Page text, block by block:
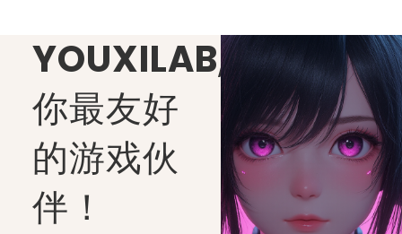
YOUXILAB,
你最友好
的游戏伙
伴！